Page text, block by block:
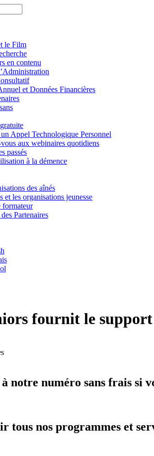
le Film
en contenu
et Données Financières
Appel Technologique Personnel
aux webinaires quotidiens
passés
à la démence
des aînés
et les organisations jeunesse
formateur
Partenaires
fournit le
notre numéro sans frais si
tous nos programmes et